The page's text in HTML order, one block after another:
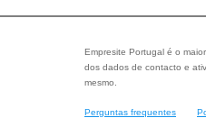
Empresite Portugal é o
dos dados de contacto e
mesmo.
Perguntas frequentes